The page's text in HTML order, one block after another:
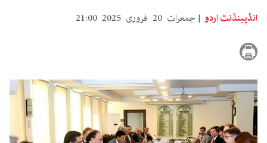
انڈپینڈنٹ اردو
جمعرات 20 فروری 2025 21:00